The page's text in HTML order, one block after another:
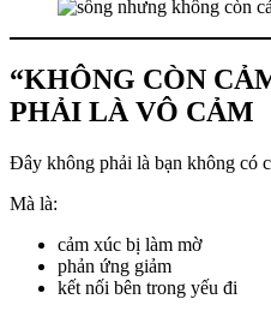
“KHÔNG CÒN
PHẢI LÀ VÔ CẢM
Đây không phải là bạn không có
Mà là:
cảm xúc bị làm mờ
phản ứng giảm
kết nối bên trong yếu đi